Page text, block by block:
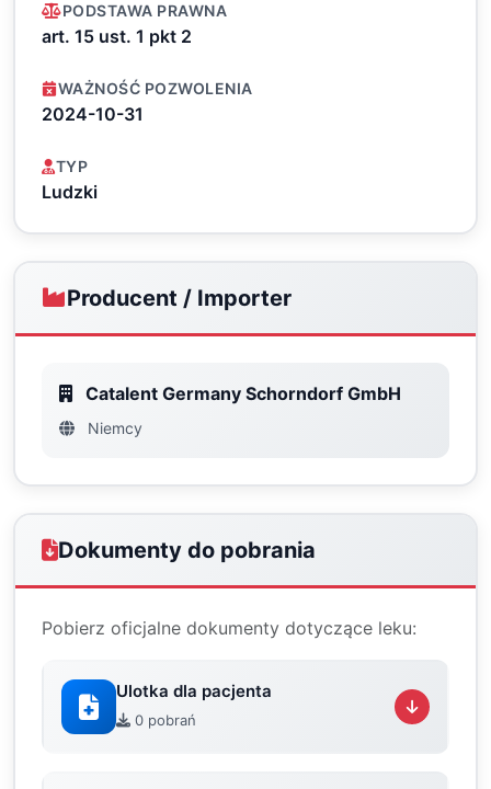
PODSTAWA PRAWNA
art. 15 ust. 1 pkt 2
WAŻNOŚĆ POZWOLENIA
2024-10-31
TYP
Ludzki
Producent / Importer
Catalent Germany Schorndorf GmbH
Niemcy
Dokumenty do pobrania
Pobierz oficjalne dokumenty dotyczące leku:
Ulotka dla pacjenta
0 pobrań